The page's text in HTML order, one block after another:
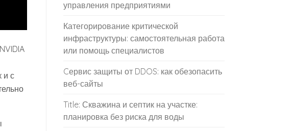
и с
управления предприятиями
Категорирование критической
инфраструктуры: самостоятельная работа
или помощь специалистов
Cервис защиты от DDOS: как обезопасить
веб-сайты
Title: Скважина и септик на участке:
планировка без риска для воды